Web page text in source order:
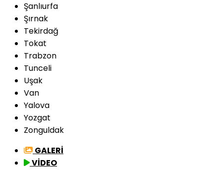
Şanlıurfa
Şırnak
Tekirdağ
Tokat
Trabzon
Tunceli
Uşak
Van
Yalova
Yozgat
Zonguldak
GALERİ
VİDEO